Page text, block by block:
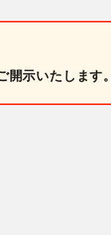
示いたします。